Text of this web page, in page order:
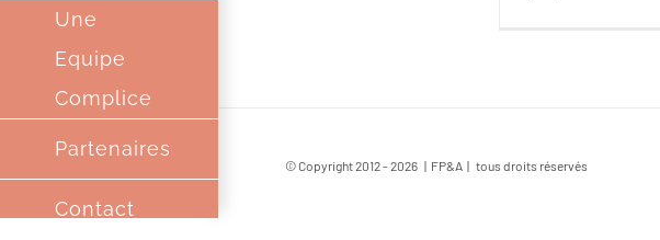
Une
Equipe
Complice
Partenaires
Contact
© Copyright 2012 -2026 | FP&A | tous droits réservés